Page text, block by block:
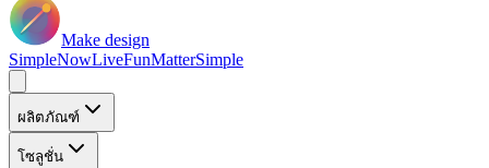
Make design
SimpleNowLiveFunMatterSimple
ผลิตภัณฑ์
โซลูชั่น